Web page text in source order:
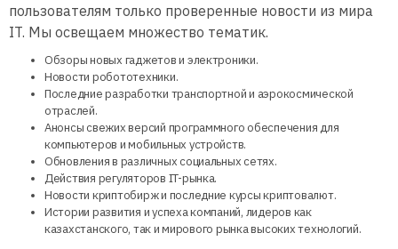
пользователям только проверенные новости из мира
IT. Мы освещаем множество тематик.
Обзоры новых гаджетов и электроники.
Новости робототехники.
Последние разработки транспортной и аэрокосмической
отраслей.
Анонсы свежих версий программного обеспечения для
компьютеров и мобильных устройств.
Обновления в различных социальных сетях.
Действия регуляторов IT-рынка.
Новости криптобирж и последние курсы криптовалют.
Истории развития и успеха компаний, лидеров как
казахстанского, так и мирового рынка высоких технологий.